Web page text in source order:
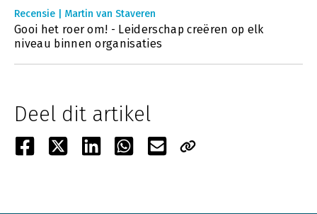
Recensie | Martin van Staveren
Gooi het roer om! - Leiderschap creëren op elk
niveau binnen organisaties
Deel dit artikel